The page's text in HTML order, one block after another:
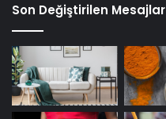
Son Değiştirilen Mesajlar